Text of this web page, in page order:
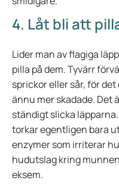
4. Låt bli att
Lider man av flagiga
pilla på dem. Tyvärr
sprickor eller sår, för
ännu mer skadade. Det
ständigt slicka
torkar egentligen bara
enzymer som irriterar
hudutslag kring
eksem.